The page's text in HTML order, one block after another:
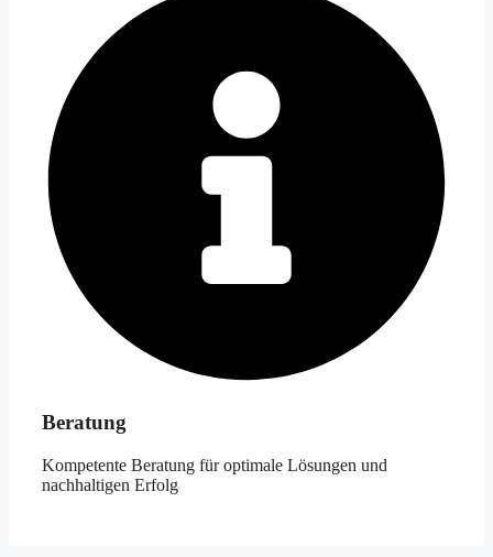
Beratung
Kompetente Beratung für optimale Lösungen und
nachhaltigen Erfolg